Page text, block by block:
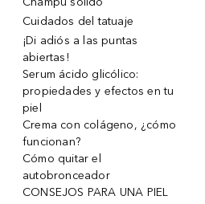
Cuidados del tatuaje
¡Di adiós a las puntas
abiertas!
Serum ácido glicólico:
propiedades y efectos en tu
piel
Crema con colágeno, ¿cómo
funcionan?
Cómo quitar el
autobronceador
CONSEJOS PARA UNA PIEL